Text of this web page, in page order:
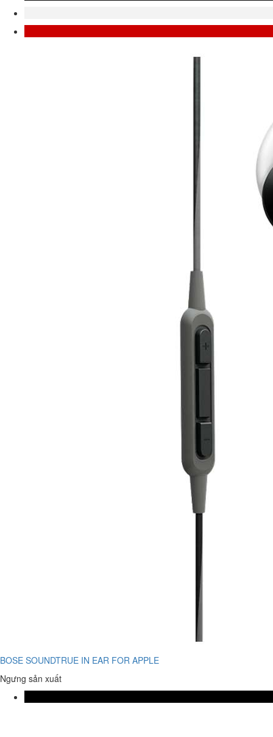
BOSE SOUNDTRUE IN EAR FOR APPLE
Ngưng sản xuất